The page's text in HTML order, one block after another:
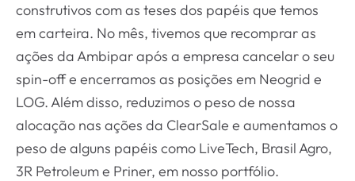
construtivos com as teses dos papéis que temos
em carteira. No mês, tivemos que recomprar as
ações da Ambipar após a empresa cancelar o seu
spin-off e encerramos as posições em Neogrid e
LOG. Além disso, reduzimos o peso de nossa
alocação nas ações da ClearSale e aumentamos o
peso de alguns papéis como LiveTech, Brasil Agro,
3R Petroleum e Priner, em nosso portfólio.